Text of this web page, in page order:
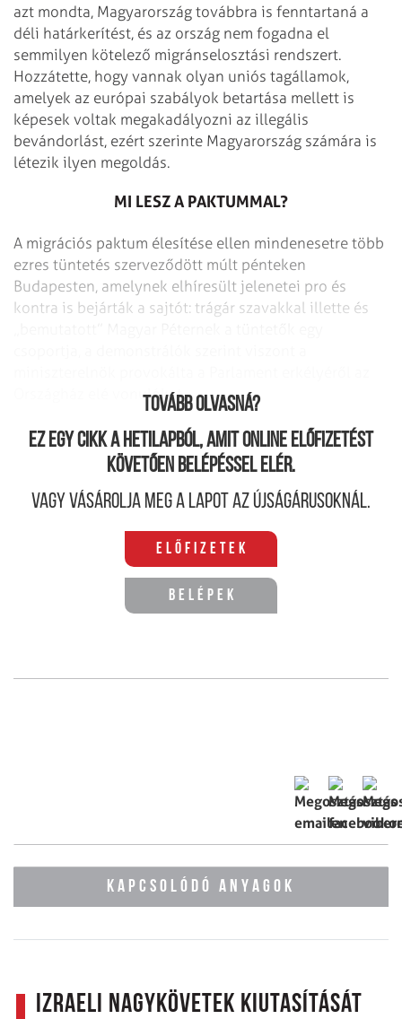
azt mondta, Magyarország továbbra is fenntartaná a
déli határkerítést, és az ország nem fogadna el
semmilyen kötelező migránselosztási rendszert.
Hozzátette, hogy vannak olyan uniós tagállamok,
amelyek az európai szabályok betartása mellett is
képesek voltak megakadályozni az illegális
bevándorlást, ezért szerinte Magyarország számára is
létezik ilyen megoldás.
MI LESZ A PAKTUMMAL?
A migrációs paktum élesítése ellen mindenesetre több
ezres tüntetés szerveződött múlt pénteken
Budapesten, amelynek elhíresült jelenetei pro és
kontra is bejárták a sajtót: trágár szavakkal illette és
Országház elé vonulókat.
Tovább olvasná?
Ez egy cikk a hetilapból, amit online előfizetést
követően belépéssel elér.
Vagy vásárolja meg a lapot az újságárusoknál.
Előfizetek
Belépek
KAPCSOLÓDÓ ANYAGOK
Izraeli nagykövetek kiutasítását